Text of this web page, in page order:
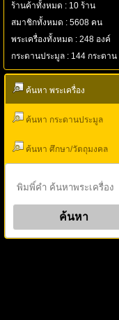
ร้านค้าทั้งหมด : 10 ร้าน
สมาชิกทั้งหมด : 5608 คน
พระเครื่องทั้งหมด : 248 องค์
กระดานประมูล : 144 กระดาน
ค้นหา พระเครื่อง
ค้นหา กระดานประมูล
ค้นหา ศึกษา/วัตถุมงคล